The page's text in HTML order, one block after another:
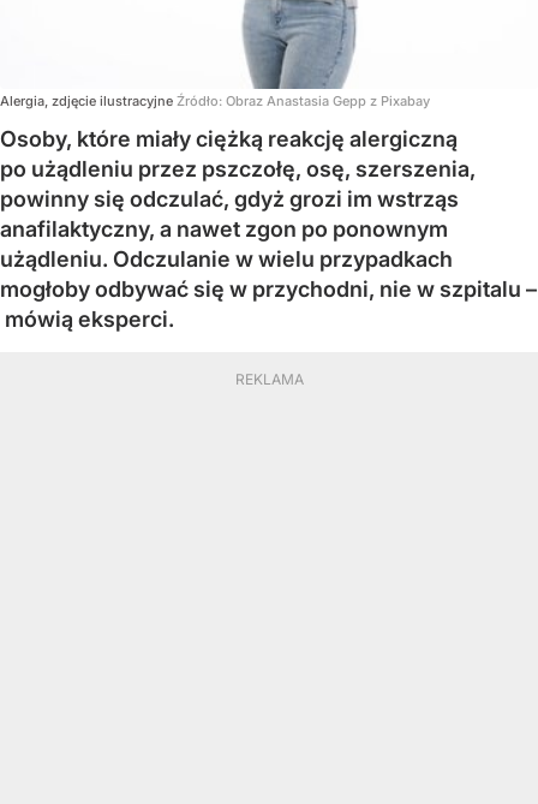
Alergia, zdjęcie ilustracyjne Źródło: Obraz Anastasia Gepp z Pixabay
Osoby, które miały ciężką reakcję alergiczną
po użądleniu przez pszczołę, osę, szerszenia,
powinny się odczulać, gdyż grozi im wstrząs
anafilaktyczny, a nawet zgon po ponownym
użądleniu. Odczulanie w wielu przypadkach
mogłoby odbywać się w przychodni, nie w szpitalu –
mówią eksperci.